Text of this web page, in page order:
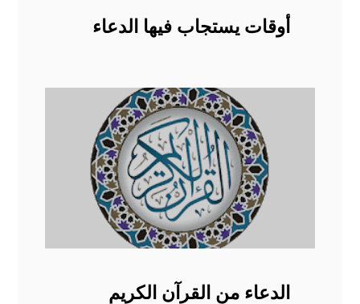
أوقات يستجاب فيها الدعاء
الدعاء من القرآن الكريم